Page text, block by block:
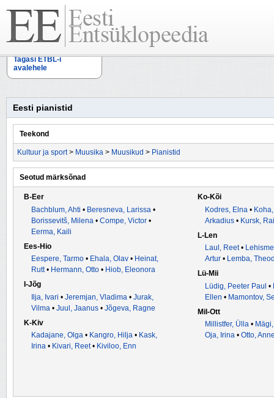
Tagasi ETBL-i
avalehele
Eesti pianistid
Teekond
Kultuur ja sport> Muusika > Muusikud > Pianistid
Seotud märksõnad
B-Eer
Bachblum, Ahti • Beresneva, Larissa •
Borissevitš, Milena • Compe, Victor •
Eerma, Kaili
Ees-Hio
Eespere, Tarmo • Ehala, Olav • Heinat,
Rutt• Hermann, Otto • Hiob, Eleonora
I-Jõg
Ilja, Ivari • Jeremjan, Vladima • Jurak,
Vilma • Juul, Jaanus • Jõgeva, Ragne
K-Kiv
Kadajane, Olga • Kangro, Hilja • Kask,
Irina • Kivari, Reet• Kiviloo, Enn
Ko-Kõi
Kodres, Elna •
Arkadius • Kursk,
L-Len
Laul, Reet•
Artur • Lemba,
Lü-Mii
Lüdig, Peeter Paul •
Ellen • Mamontov,
Mil-Ott
Millistfer, Ülla •
Oja, Irina • Otto,